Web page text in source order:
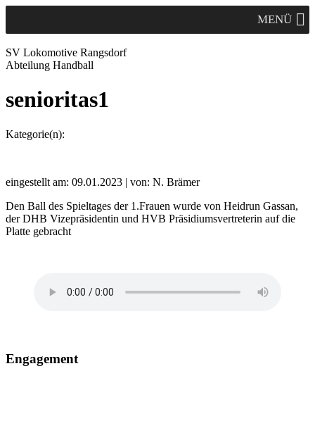
MENÜ
SV Lokomotive Rangsdorf
Abteilung Handball
senioritas1
Kategorie(n):
eingestellt am: 09.01.2023 | von: N. Brämer
Den Ball des Spieltages der 1.Frauen wurde von Heidrun Gassan,
der DHB Vizepräsidentin und HVB Präsidiumsvertreterin auf die
Platte gebracht
Engagement